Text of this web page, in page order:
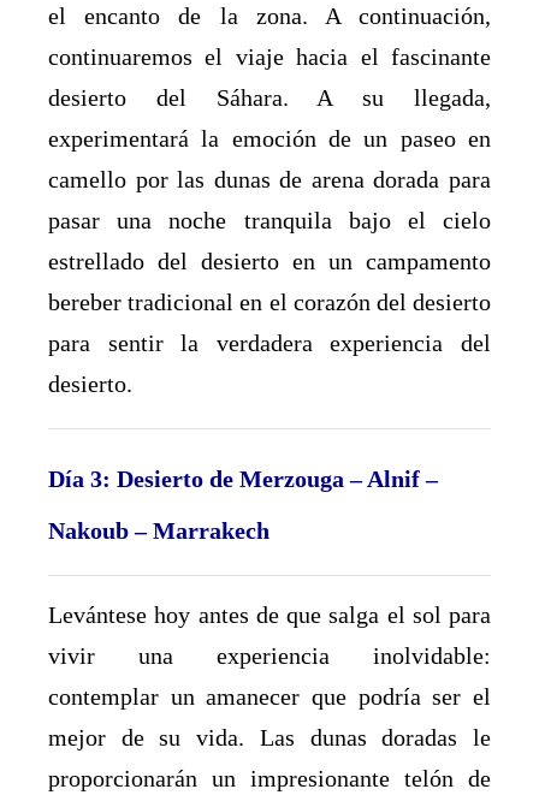
el encanto de la zona. A continuación,
continuaremos el viaje hacia el fascinante
desierto del Sáhara. A su llegada,
experimentará la emoción de un paseo en
camello por las dunas de arena dorada para
pasar una noche tranquila bajo el cielo
estrellado del desierto en un campamento
bereber tradicional en el corazón del desierto
para sentir la verdadera experiencia del
desierto.
Día 3: Desierto de Merzouga – Alnif –
Nakoub – Marrakech
Levántese hoy antes de que salga el sol para
vivir una experiencia inolvidable:
contemplar un amanecer que podría ser el
mejor de su vida. Las dunas doradas le
proporcionarán un impresionante telón de